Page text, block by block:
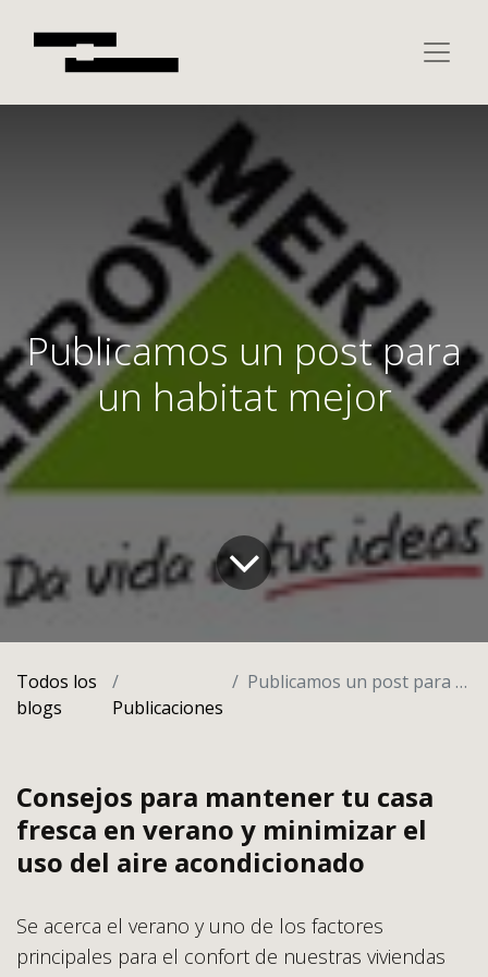
Publicamos un post para
un habitat mejor
Todos los
blogs
Publicaciones
Publicamos un post para un habitat mejor
Consejos para mantener tu casa
fresca en verano y minimizar el
uso del aire acondicionado
Se acerca el verano y uno de los factores
principales para el confort de nuestras viviendas